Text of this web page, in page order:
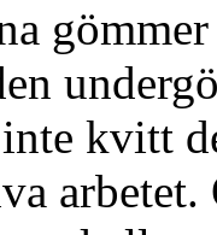
kvitt
arbetet.